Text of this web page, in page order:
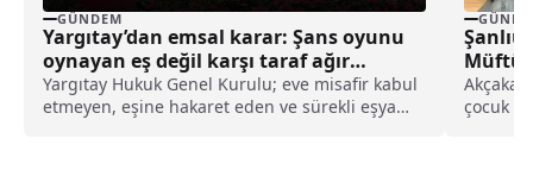
GÜNDEM
Yargıtay’dan emsal karar: Şans oyunu
oynayan eş değil karşı taraf ağır
kusurlu sayıldı
Yargıtay Hukuk Genel Kurulu; eve misafir kabul
etmeyen, eşine hakaret eden ve sürekli eşya
Müftü
çocuk